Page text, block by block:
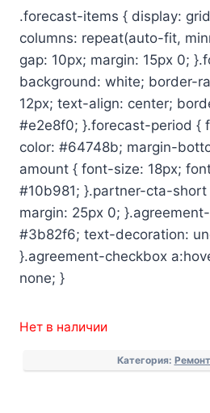
.forecast-items { display:
columns: repeat(auto-fit,
gap: 10px; margin: 15px 0;
background: white; border-
12px; text-align: center;
#e2e8f0; }.forecast-period {
color: #64748b; margin-
amount { font-size: 18px;
#10b981; }.partner-cta-
margin: 25px 0;
#3b82f6; text-decoration:
}.agreement-checkbox
none; }
Нет в наличии
Категория: